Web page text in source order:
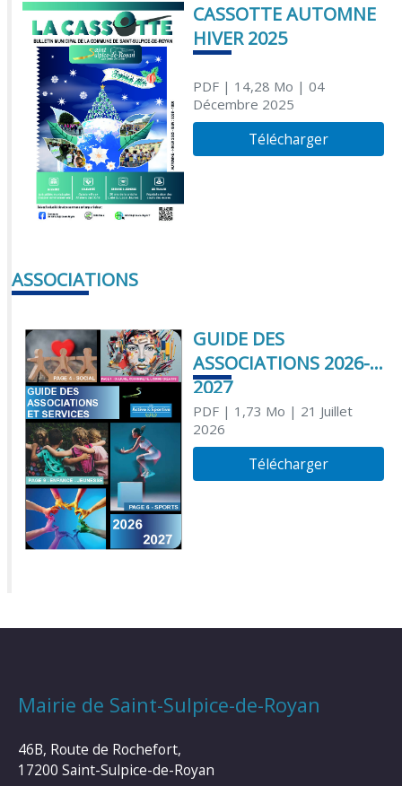
CASSOTTE AUTOMNE
HIVER 2025
PDF| 14,28 Mo | 04
Décembre 2025
Télécharger
ASSOCIATIONS
GUIDE DES
ASSOCIATIONS 2026-
2027
PDF| 1,73 Mo | 21 Juillet
2026
Télécharger
Mairie de Saint-Sulpice-de-Royan
46B, Route de Rochefort,
17200 Saint-Sulpice-de-Royan